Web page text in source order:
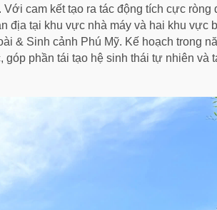
cam kết tạo ra tác động tích cực ròng
địa tại khu vực nhà máy và hai khu vực
& Sinh cảnh Phú Mỹ. Kế hoạch trong
phần tái tạo hệ sinh thái tự nhiên và